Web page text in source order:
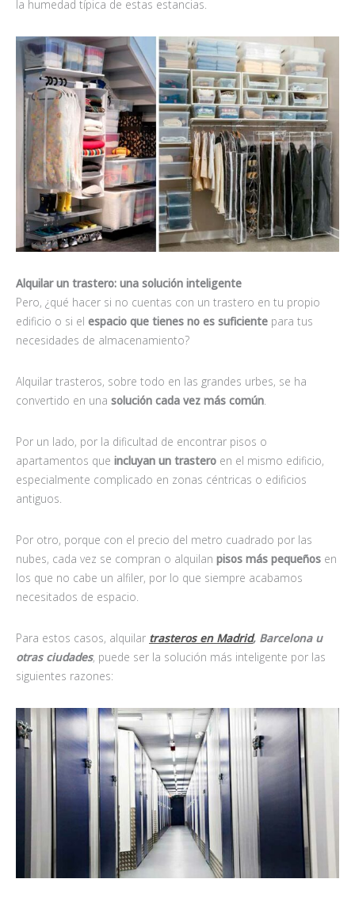
la humedad típica de estas estancias.
Alquilar un trastero: una solución inteligente
Pero, ¿qué hacer si no cuentas con un trastero en tu propio
edificio o si el espacio que tienes no es suficiente para tus
necesidades de almacenamiento?
Alquilar trasteros, sobre todo en las grandes urbes, se ha
convertido en una solución cada vez más común.
Por un lado, por la dificultad de encontrar pisos o
apartamentos que incluyan un trastero en el mismo edificio,
especialmente complicado en zonas céntricas o edificios
antiguos.
Por otro, porque con el precio del metro cuadrado por las
nubes, cada vez se compran o alquilan pisos más pequeños en
los que no cabe un alfiler, por lo que siempre acabamos
necesitados de espacio.
Para estos casos, alquilar trasteros en Madrid, Barcelona u
otras ciudades, puede ser la solución más inteligente por las
siguientes razones: